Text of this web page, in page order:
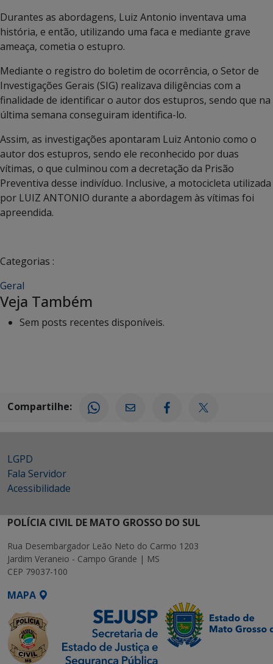
Durantes as abordagens, Luiz Antonio inventava uma
história, e então, utilizando uma faca e mediante grave
ameaça, cometia o estupro.
Mediante o registro do boletim de ocorrência, o Setor de
Investigações Gerais (SIG) realizava diligências com a
finalidade de identificar o autor dos estupros, sendo que na
última semana conseguiram identifica-lo.
Assim, as investigações apontaram Luiz Antonio como o
autor dos estupros, sendo ele reconhecido por duas
vítimas, o que culminou com a decretação da Prisão
Preventiva desse indivíduo. Inclusive, a motocicleta utilizada
por LUIZ ANTONIO durante a abordagem às vítimas foi
apreendida.
Categorias :
Geral
Veja Também
Sem posts recentes disponíveis.
Compartilhe:
LGPD
Fala Servidor
Acessibilidade
POLÍCIA CIVIL DE MATO GROSSO DO SUL
Rua Desembargador Leão Neto do Carmo 1203
Jardim Veraneio - Campo Grande | MS
CEP 79037-100
MAPA